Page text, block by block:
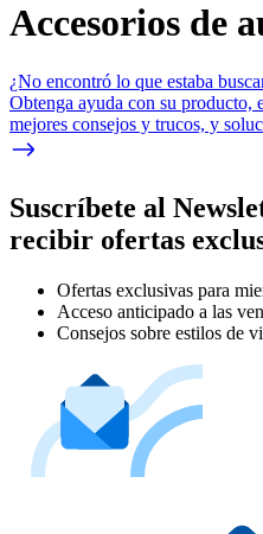
Accesorios de
¿No encontró lo que estaba
Obtenga ayuda con su producto,
mejores consejos y trucos, y
Suscríbete al
recibir ofertas
Ofertas exclusivas para
Acceso anticipado a las
Consejos sobre estilos de